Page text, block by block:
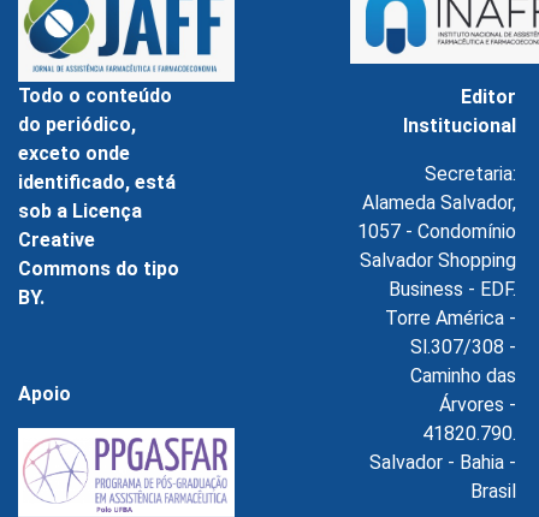
Todo o conteúdo
do periódico,
exceto onde
identificado, está
sob a Licença
Creative
Commons do tipo
BY.
Apoio
Editor
Institucional
Secretaria:
Alameda Salvador,
1057 - Condomínio
Salvador Shopping
Business - EDF.
Torre América -
Sl.307/308 -
Caminho das
Árvores -
41820.790.
Salvador - Bahia -
Brasil